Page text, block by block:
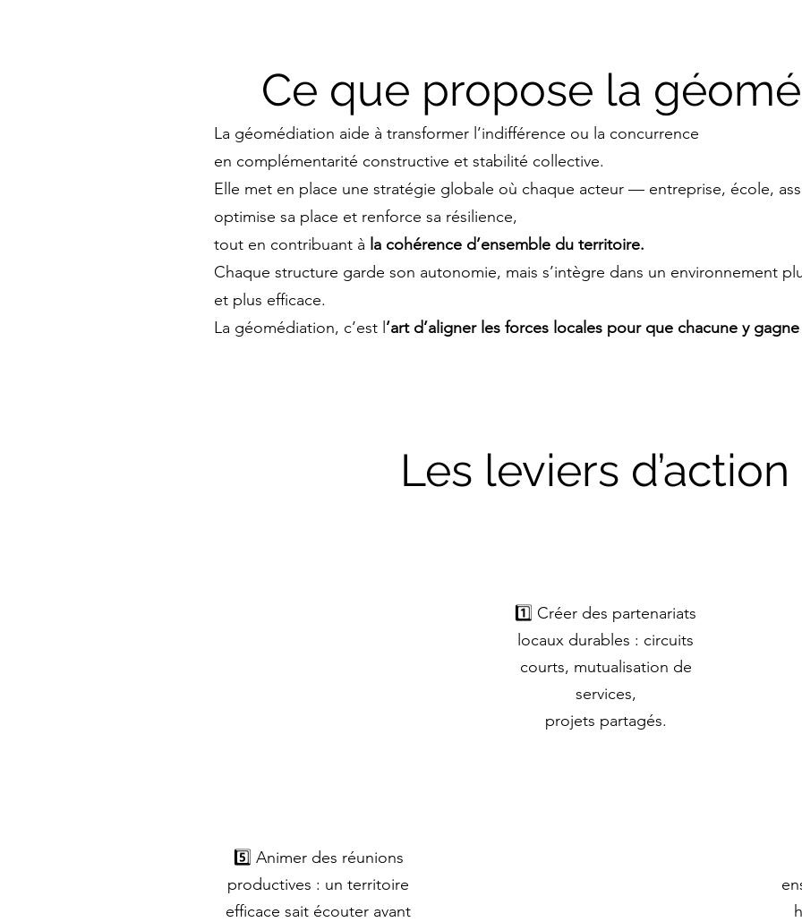
Ce que propose la
La géomédiation aide à transformer l’indifférence ou la concurrence
en complémentarité constructive et stabilité collective.
Elle met en place une stratégie globale où chaque acteur — entreprise, école,
optimise sa place et renforce sa résilience,
tout en contribuant à la cohérence d’ensemble du territoire.
Chaque structure garde son autonomie, mais s’intègre dans un environnement
et plus efficace.
La géomédiation, c’est l ’art d’aligner les forces locales pour que chacune y
Les leviers d’action
5️⃣ Animer des réunions
productives : un territoire
efficace sait écouter avant
1️⃣ Créer des partenariats
locaux durables : circuits
courts, mutualisation de
services,
projets partagés.